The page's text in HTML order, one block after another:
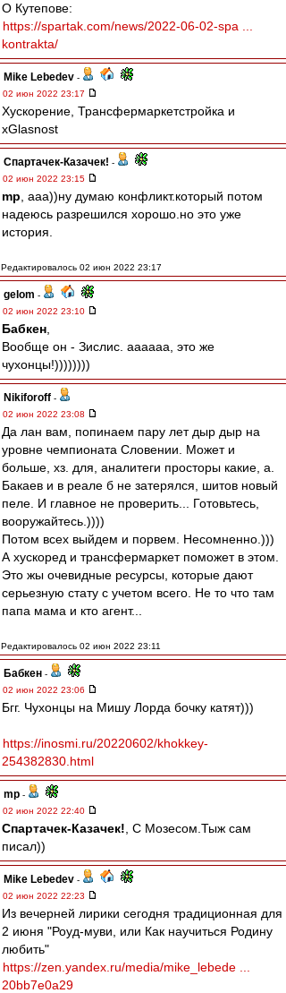
О Кутепове:
https://spartak.com/news/2022-06-02-spa ...
kontrakta/
Mike Lebedev -
02 июн 2022 23:17
Хускорение, Трансфермаpкетстройка и
xGlasnost
Спартачек-Казачек! -
02 июн 2022 23:15
mp , ааа))ну думаю конфликт.который потом
надеюсь разрешился хорошо.но это уже
история.
Редактировалось 02 июн 2022 23:17
gelom -
02 июн 2022 23:10
Бабкен
Вообще он - Зислис. аааааа, это же
чухонцы!))))))))
Nikiforoff -
02 июн 2022 23:08
Да лан вам, попинаем пару лет дыр дыр на
уровне чемпионата Словении. Может и
больше, хз. для, аналитеги просторы какие, а.
Бакаев и в реале б не затерялся, шитов новый
пеле. И главное не проверить... Готовьтесь,
вооружайтесь.))))
Потом всех выйдем и порвем. Несомненно.)))
А хускоред и трансфермаркет поможет в этом.
Это жы очевидные ресурсы, которые дают
серьезную стату с учетом всего. Не то что там
папа мама и кто агент...
Редактировалось 02 июн 2022 23:11
Бабкен -
02 июн 2022 23:06
Бгг. Чухонцы на Мишу Лорда бочку катят)))
https://inosmi.ru/20220602/khokkey-
254382830.html
mp -
02 июн 2022 22:40
Спартачек-Казачек! , С Мозесом.Тыж сам
писал))
Mike Lebedev -
02 июн 2022 22:23
Из вечерней лирики сегодня традиционная для
2 июня "Роуд-муви, или Как научиться Родину
любить"
https://zen.yandex.ru/media/mike_lebede ...
20bb7e0a29